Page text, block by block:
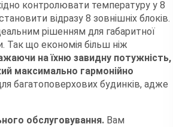
контролювати температуру у 8
відразу 8 зовнішніх блоків.
рішенням для габаритної
Так що економія більш ніж
на їхню завидну потужність,
максимально гармонійно
багатоповерхових будинків, адже
обслуговування. Вам